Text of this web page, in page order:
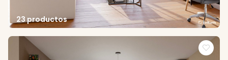
23 productos